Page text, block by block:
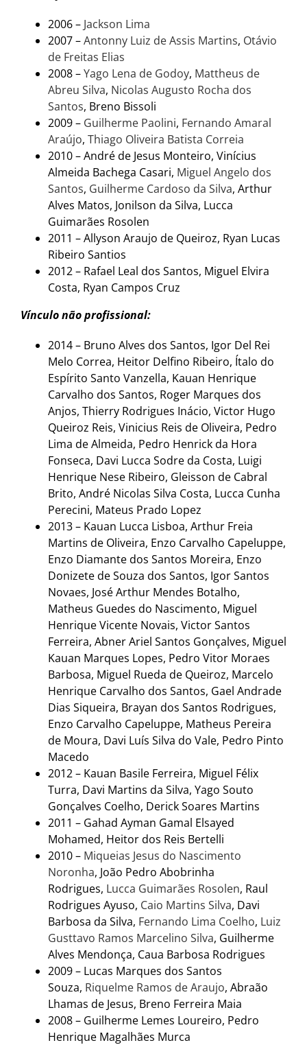
2006 – Jackson Lima
2007 –Antonny Luiz de Assis Martins, Otávio
de Freitas Elias
2008 –Yago Lena de Godoy, Mattheus de
Abreu Silva, Nicolas Augusto Rocha dos
Santos, Breno Bissoli
2009 – Guilherme Paolini, Fernando Amaral
Araújo, Thiago Oliveira Batista Correia
2010 – André de Jesus Monteiro, Vinícius
Almeida Bachega Casari, Miguel Angelo dos
Santos, Guilherme Cardoso da Silva, Arthur
Alves Matos, Jonilson da Silva, Lucca
Guimarães Rosolen
2011 – Allyson Araujo de Queiroz, Ryan Lucas
Ribeiro Santios
2012 – Rafael Leal dos Santos, Miguel Elvira
Costa, Ryan Campos Cruz
Vínculo não profissional:
2014 – Bruno Alves dos Santos, Igor Del Rei
Melo Correa, Heitor Delfino Ribeiro, Ítalo do
Espírito Santo Vanzella, Kauan Henrique
Carvalho dos Santos, Roger Marques dos
Anjos, Thierry Rodrigues Inácio, Victor Hugo
Queiroz Reis, Vinicius Reis de Oliveira, Pedro
Lima de Almeida, Pedro Henrick da Hora
Fonseca, Davi Lucca Sodre da Costa, Luigi
Henrique Nese Ribeiro, Gleisson de Cabral
Brito, André Nicolas Silva Costa, Lucca Cunha
Perecini, Mateus Prado Lopez
2013 – Kauan Lucca Lisboa, Arthur Freia
Martins de Oliveira, Enzo Carvalho Capeluppe,
Enzo Diamante dos Santos Moreira, Enzo
Donizete de Souza dos Santos, Igor Santos
Novaes, José Arthur Mendes Botalho,
Matheus Guedes do Nascimento, Miguel
Henrique Vicente Novais, Victor Santos
Ferreira, Abner Ariel Santos Gonçalves, Miguel
Kauan Marques Lopes, Pedro Vitor Moraes
Barbosa, Miguel Rueda de Queiroz, Marcelo
Henrique Carvalho dos Santos, Gael Andrade
Dias Siqueira, Brayan dos Santos Rodrigues,
Enzo Carvalho Capeluppe, Matheus Pereira
de Moura, Davi Luís Silva do Vale, Pedro Pinto
Macedo
2012 – Kauan Basile Ferreira, Miguel Félix
Turra, Davi Martins da Silva, Yago Souto
Gonçalves Coelho, Derick Soares Martins
2011 – Gahad Ayman Gamal Elsayed
Mohamed, Heitor dos Reis Bertelli
2010 – Miqueias Jesus do Nascimento
Noronha, João Pedro Abobrinha
Rodrigues, Lucca Guimarães Rosolen, Raul
Rodrigues Ayuso, Caio Martins Silva, Davi
Barbosa da Silva, Fernando Lima Coelho, Luiz
Gusttavo Ramos Marcelino Silva, Guilherme
Alves Mendonça, Caua Barbosa Rodrigues
2009 – Lucas Marques dos Santos
Souza, Riquelme Ramos de Araujo, Abraão
Lhamas de Jesus, Breno Ferreira Maia
2008 – Guilherme Lemes Loureiro, Pedro
Henrique Magalhães Murca